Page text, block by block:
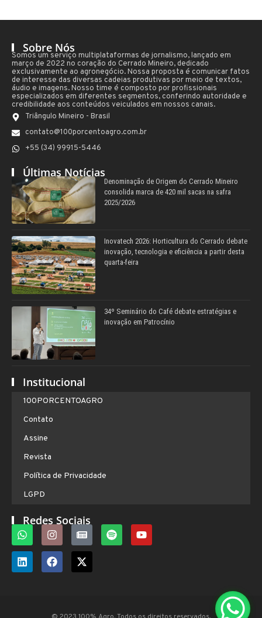
Sobre Nós
Somos um serviço multiplataformas de jornalismo, lançado em
março de 2022 no coração do Cerrado Mineiro, dedicado
exclusivamente ao agronegócio. Nossa proposta é comunicar fatos
de interesse das diversas cadeias produtivas por meio de textos,
áudio e imagens. Nosso time é composto por profissionais
especializados em diferentes segmentos, conferindo autoridade e
credibilidade aos conteúdos veiculados em nossos canais.
Triângulo Mineiro - Brasil
contato@100porcentoagro.com.br
+55 (34) 99915-5446
Últimas Notícias
Denominação de Origem do Cerrado Mineiro
consolida marca de 420 mil sacas na safra
2025/2026
Inovatech 2026: Horticultura do Cerrado debate
inovação, tecnologia e eficiência a partir desta
quarta-feira
34º Seminário do Café debate estratégias e
inovação em Patrocínio
Institucional
100PORCENTOAGRO
Contato
Assine
Revista
Política de Privacidade
LGPD
Redes Sociais